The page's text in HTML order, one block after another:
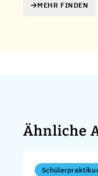
MEHR FINDEN
Ähnliche